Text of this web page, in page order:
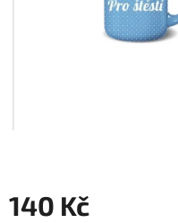
140 Kč